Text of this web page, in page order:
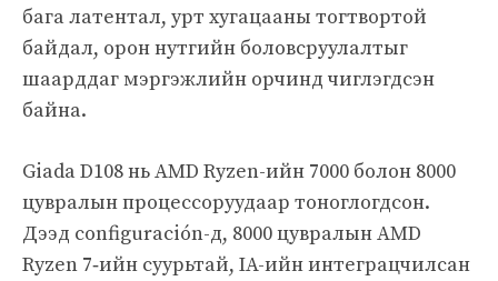
бага латентал, урт хугацааны тогтвортой
байдал, орон нутгийн боловсруулалтыг
шаарддаг мэргэжлийн орчинд чиглэгдсэн
байна.
Giada D108 нь AMD Ryzen-ийн 7000 болон 8000
цувралын процессоруудаар тоноглогдсон.
Дээд configuración-д, 8000 цувралын AMD
Ryzen 7‑ийн суурьтай, IA-ийн интеграцчилсан